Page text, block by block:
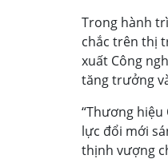
Trong hành
chắc trên thị
xuất Công
tăng trưởng
“Thương
lực đổi mới
thịnh vượng